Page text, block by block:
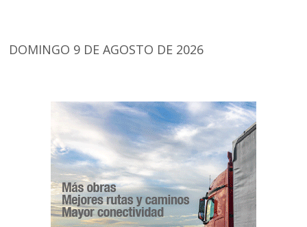
DOMINGO 9 DE AGOSTO DE 2026